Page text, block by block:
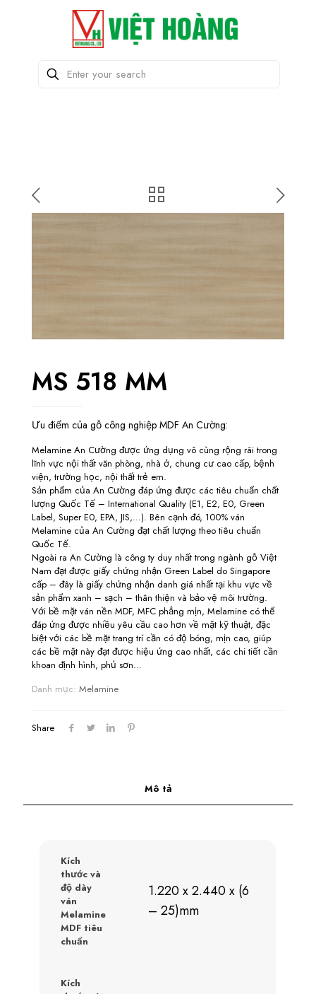
MS 518 MM
Ưu điểm của gỗ công nghiệp MDF An Cường:
Melamine An Cường được ứng dụng vô cùng rộng rãi trong
lĩnh vực nội thất văn phòng, nhà ở, chung cư cao cấp, bệnh
viện, trường học, nội thất trẻ em.
Sản phẩm của An Cường đáp ứng được các tiêu chuẩn chất
lượng Quốc Tế – International Quality (E1, E2, E0, Green
Label, Super E0, EPA, JIS,…). Bên cạnh đó, 100% ván
Melamine của An Cường đạt chất lượng theo tiêu chuẩn
Quốc Tế.
Ngoài ra An Cường là công ty duy nhất trong ngành gỗ Việt
Nam đạt được giấy chứng nhận Green Label do Singapore
cấp – đây là giấy chứng nhận danh giá nhất tại khu vực về
sản phẩm xanh – sạch – thân thiện và bảo vệ môi trường.
Với bề mặt ván nền MDF, MFC phẳng mịn, Melamine có thể
đáp ứng được nhiều yêu cầu cao hơn về mặt kỹ thuật, đặc
biệt với các bề mặt trang trí cần có độ bóng, mịn cao, giúp
các bề mặt này đạt được hiệu ứng cao nhất, các chi tiết cần
khoan định hình, phủ sơn…
Danh mục: Melamine
Share
Mô tả
Kích
thước và
độ dày
ván
Melamine
MDF tiêu
chuẩn
1.220 x 2.440 x (6
– 25)mm
Kích